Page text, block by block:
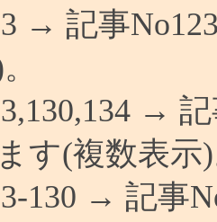
→ 記事
→
す(複数表示
130 → 記事